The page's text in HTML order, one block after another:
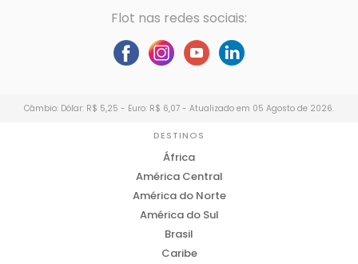
Flot nas redes sociais:
Câmbio: Dólar: R$ 5,25 - Euro: R$ 6,07 - Atualizado em 05 Agosto de 2026.
DESTINOS
África
América Central
América do Norte
América do Sul
Brasil
Caribe